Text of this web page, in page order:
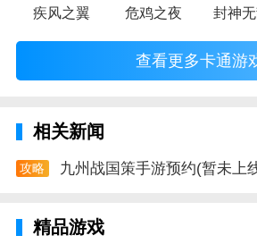
疾风之翼 危鸡之夜 封神
查看更多卡通游
相关新闻
攻略 九州战国策手游预约(暂未上
精品游戏